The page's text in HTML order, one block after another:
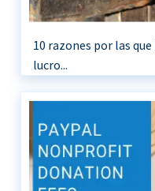
10 razones por las
lucro...